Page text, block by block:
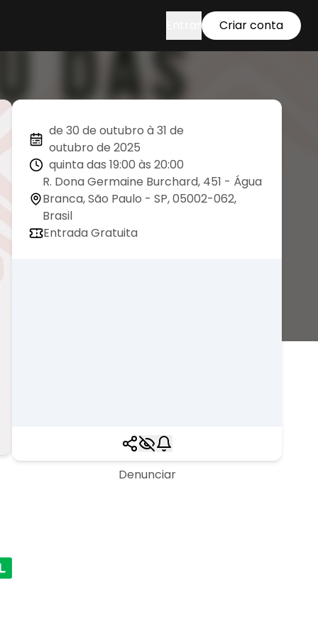
Criar conta
de 30 de outubro à 31 de
outubro de 2025
quinta das 19:00 às 20:00
R. Dona Germaine Burchard, 451 - Água
Branca, São Paulo - SP, 05002-062,
Brasil
Entrada Gratuita
Denunciar